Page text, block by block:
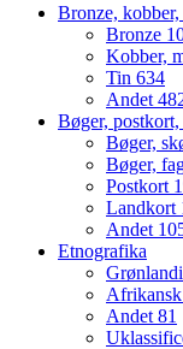
Bronze,
Bronze
Kobber,
Tin 634
Andet
Bøger,
Bøger,
Bøger,
Postkort
Landkort
Andet
Etnografika
Afrikansk
Andet81